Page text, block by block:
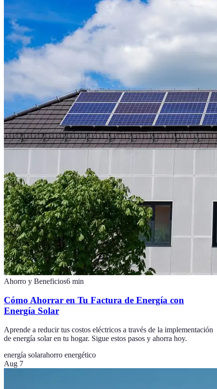
Ahorro y Beneficios6 min
Cómo Ahorrar en Tu Factura de Energía con
Energía Solar
Aprende a reducir tus costos eléctricos a través de la implementación
de energía solar en tu hogar. Sigue estos pasos y ahorra hoy.
energía solarahorro energético
Aug 7